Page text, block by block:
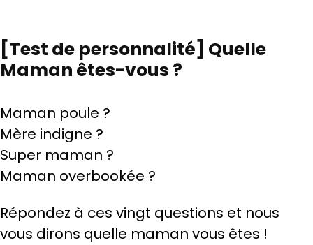
[Test de personnalité] Quelle
Maman êtes-vous ?
Maman poule ?
Mère indigne ?
Super maman ?
Maman overbookée ?
Répondez à ces vingt questions et nous
vous dirons quelle maman vous êtes !